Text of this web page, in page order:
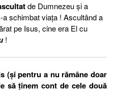
de Dumnezeu şi a
schimbat viaţa ! Ascultând a
pe Isus, cine era El cu
!
(şi pentru a nu rămâne doar
să ţinem cont de cele două